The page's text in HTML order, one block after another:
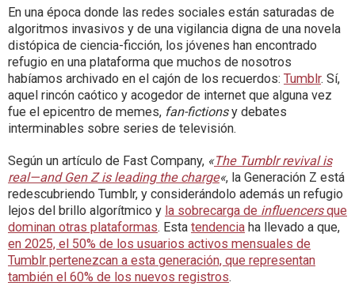
En una época donde las redes sociales están saturadas de
algoritmos invasivos y de una vigilancia digna de una novela
distópica de ciencia-ficción, los jóvenes han encontrado
refugio en una plataforma que muchos de nosotros
habíamos archivado en el cajón de los recuerdos: Tumblr. Sí,
aquel rincón caótico y acogedor de internet que alguna vez
fue el epicentro de memes, fan-fictionsy debates
interminables sobre series de televisión.
Según un artículo de Fast Company, «The Tumblr revival is
real—and Gen Z is leading the charge«, la Generación Z está
redescubriendo Tumblr, y considerándolo además un refugio
lejos del brillo algorítmico y la sobrecarga de influencersque
dominan otras plataformas. Esta tendencia ha llevado a que,
en 2025, el 50% de los usuarios activos mensuales de
Tumblr pertenezcan a esta generación, que representan
también el 60% de los nuevos registros.